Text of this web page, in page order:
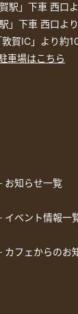
駅」下車 西口
」下車 西口よ
敦賀IC」より約
車場はこちら
知らせ一覧
ベント情報一
フェからのお